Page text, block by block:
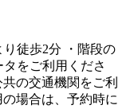
り徒歩2分 ・階段の
をご利用くださ
の交通機関をご利
場合は、予約時に